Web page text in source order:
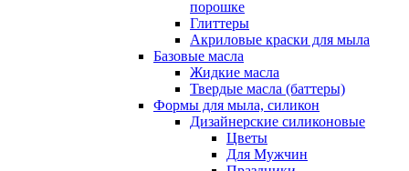
порошке
Глиттеры
Акриловые краски для мыла
Базовые масла
Жидкие масла
Твердые масла (баттеры)
Формы для мыла, силикон
Дизайнерские силиконовые
Цветы
Для Мужчин